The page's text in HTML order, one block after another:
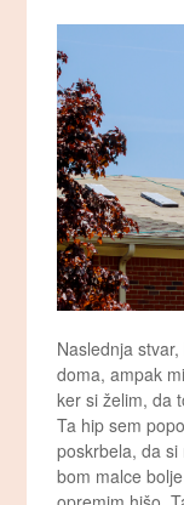
Naslednja
doma, ampak
ker si želim, da
Ta hip sem
poskrbela, da
bom malce